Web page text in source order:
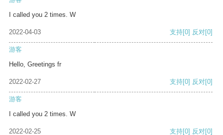
I called you 2 times. W
2022-04-03 支持[0] 反对[0]
游客
Hello, Greetings fr
2022-02-27 支持[0] 反对[0]
游客
I called you 2 times. W
2022-02-25 支持[0] 反对[0]